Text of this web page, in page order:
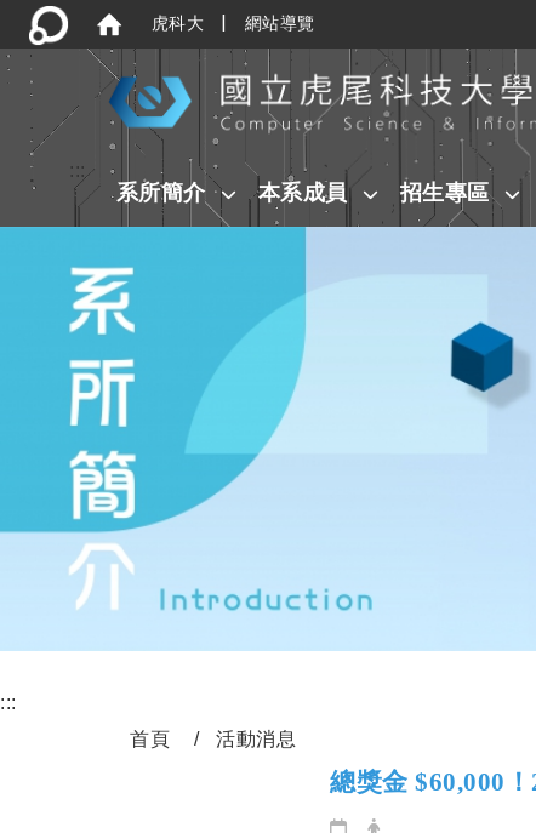
虎科大 | 網站導覽
:::
系所簡介 本系成員 招生專區
:::
首頁
活動消息
總獎金 $60,000！